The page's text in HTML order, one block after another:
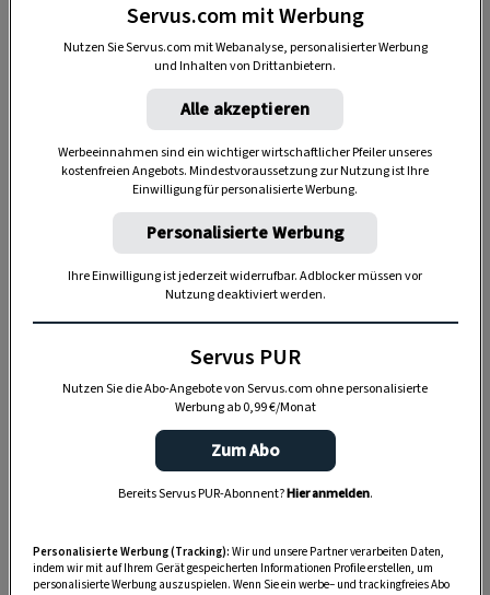
Worauf sollte man bei der Wahl der
Pflanzen achten?
Einerseits natürlich darauf, was einem gefällt.
Doch auch die schönste Blumenpracht ist nur von
kurzer Freude, wenn die Auserwählten nicht zum
oder demStandortpassen. Daher prüft
Gartenarchitekten Sophie Flödl den Ort des
Geschehens zunächst aufTemperaturen
,Bodenverhältnisseund
Niederschlagsmengen.
Servus.com mit Werbung
Nutzen Sie Servus.com mit Webanalyse, personalisierter Werbung
und Inhalten von Drittanbietern.
Alle akzeptieren
Werbeeinnahmen sind ein wichtiger wirtschaftlicher Pfeiler unseres
kostenfreien Angebots. Mindestvoraussetzung zur Nutzung ist Ihre
Einwilligung für personalisierte Werbung.
Personalisierte Werbung
Ihre Einwilligung ist jederzeit widerrufbar. Adblocker müssen vor
Nutzung deaktiviert werden.
Servus PUR
Nutzen Sie die Abo-Angebote von Servus.com ohne personalisierte
Werbung ab 0,99 €/Monat
Zum Abo
Bereits Servus PUR-Abonnent?Hier anmelden.
Personalisierte Werbung (Tracking): Wir und unsere Partner verarbeiten Daten,
indem wir mit auf Ihrem Gerät gespeicherten Informationen Profile erstellen, um
personalisierte Werbung auszuspielen. Wenn Sie ein werbe– und trackingfreies Abo